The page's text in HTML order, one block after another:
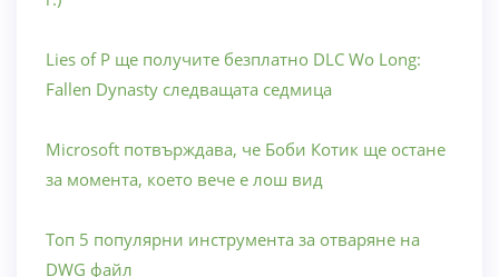
Lies of P ще получите безплатно DLC Wo Long:
Fallen Dynasty следващата седмица
Microsoft потвърждава, че Боби Котик ще остане
за момента, което вече е лош вид
Топ 5 популярни инструмента за отваряне на
DWG файл